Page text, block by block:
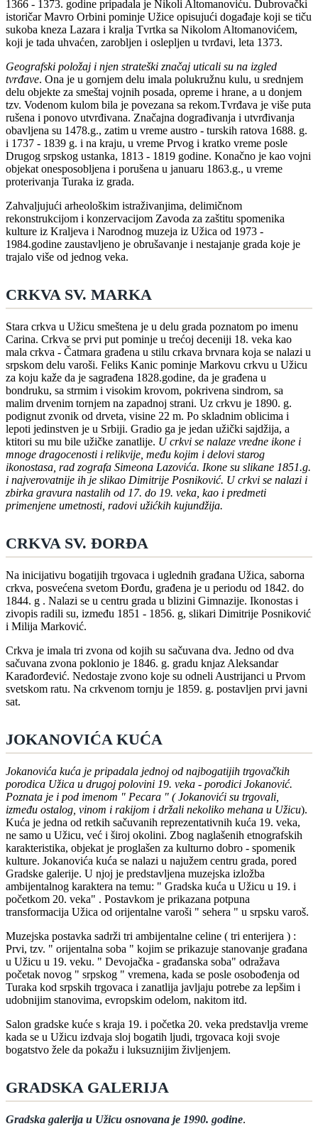
1366 - 1373. godine pripadala je Nikoli Altomanoviću. Dubrovački
istoričar Mavro Orbini pominje Užice opisujući događaje koji se tiču
sukoba kneza Lazara i kralja Tvrtka sa Nikolom Altomanovićem,
koji je tada uhvaćen, zarobljen i oslepljen u tvrđavi, leta 1373.
Geografski položaj i njen strateški značaj uticali su na izgled
tvrđave. Ona je u gornjem delu imala polukružnu kulu, u srednjem
delu objekte za smeštaj vojnih posada, opreme i hrane, a u donjem
tzv. Vodenom kulom bila je povezana sa rekom.Tvrđava je više puta
rušena i ponovo utvrđivana. Značajna dograđivanja i utvrđivanja
obavljena su 1478.g., zatim u vreme austro - turskih ratova 1688. g.
i 1737 - 1839 g. i na kraju, u vreme Prvog i kratko vreme posle
Drugog srpskog ustanka, 1813 - 1819 godine. Konačno je kao vojni
objekat onesposobljena i porušena u januaru 1863.g., u vreme
proterivanja Turaka iz grada.
Zahvaljujući arheološkim istraživanjima, delimičnom
rekonstrukcijom i konzervacijom Zavoda za zaštitu spomenika
kulture iz Kraljeva i Narodnog muzeja iz Užica od 1973 -
1984.godine zaustavljeno je obrušavanje i nestajanje grada koje je
trajalo više od jednog veka.
CRKVA SV. MARKA
Stara crkva u Užicu smeštena je u delu grada poznatom po imenu
Carina. Crkva se prvi put pominje u trećoj deceniji 18. veka kao
mala crkva - Čatmara građena u stilu crkava brvnara koja se nalazi u
srpskom delu varoši. Feliks Kanic pominje Markovu crkvu u Užicu
za koju kaže da je sagrađena 1828.godine, da je građena u
bondruku, sa strmim i visokim krovom, pokrivena sindrom, sa
malim drvenim tornjem na zapadnoj strani. Uz crkvu je 1890. g.
podignut zvonik od drveta, visine 22 m. Po skladnim oblicima i
lepoti jedinstven je u Srbiji. Gradio ga je jedan užički sajdžija, a
ktitori su mu bile užičke zanatlije. U crkvi se nalaze vredne ikone i
mnoge dragocenosti i relikvije, među kojim i delovi starog
ikonostasa, rad zografa Simeona Lazovića. Ikone su slikane 1851.g.
i najverovatnije ih je slikao Dimitrije Posniković. U crkvi se nalazi i
zbirka gravura nastalih od 17. do 19. veka, kao i predmeti
primenjene umetnosti, radovi užićkih kujundžija.
CRKVA SV. ĐORĐA
Na inicijativu bogatijih trgovaca i uglednih građana Užica, saborna
crkva, posvećena svetom Đorđu, građena je u periodu od 1842. do
1844. g . Nalazi se u centru grada u blizini Gimnazije. Ikonostas i
zivopis radili su, između 1851 - 1856. g, slikari Dimitrije Posniković
i Milija Marković.
Crkva je imala tri zvona od kojih su sačuvana dva. Jedno od dva
sačuvana zvona poklonio je 1846. g. gradu knjaz Aleksandar
Karađorđević. Nedostaje zvono koje su odneli Austrijanci u Prvom
svetskom ratu. Na crkvenom tornju je 1859. g. postavljen prvi javni
sat.
JOKANOVIĆA KUĆA
Jokanovića kuća je pripadala jednoj od najbogatijih trgovačkih
porodica Užica u drugoj polovini 19. veka - porodici Jokanović.
Poznata je i pod imenom " Pecara " ( Jokanovići su trgovali,
između ostalog, vinom i rakijom i držali nekoliko mehana u Užicu).
Kuća je jedna od retkih sačuvanih reprezentativnih kuća 19. veka,
ne samo u Užicu, već i široj okolini. Zbog naglašenih etnografskih
karakteristika, objekat je proglašen za kulturno dobro - spomenik
kulture. Jokanovića kuća se nalazi u najužem centru grada, pored
Gradske galerije. U njoj je predstavljena muzejska izložba
ambijentalnog karaktera na temu: " Gradska kuća u Užicu u 19. i
početkom 20. veka" . Postavkom je prikazana potpuna
transformacija Užica od orijentalne varoši " sehera " u srpsku varoš.
Muzejska postavka sadrži tri ambijentalne celine ( tri enterijera ) :
Prvi, tzv. " orijentalna soba " kojim se prikazuje stanovanje građana
u Užicu u 19. veku. " Devojačka - građanska soba" odražava
početak novog " srpskog " vremena, kada se posle osobođenja od
Turaka kod srpskih trgovaca i zanatlija javljaju potrebe za lepšim i
udobnijim stanovima, evropskim odelom, nakitom itd.
Salon gradske kuće s kraja 19. i početka 20. veka predstavlja vreme
kada se u Užicu izdvaja sloj bogatih ljudi, trgovaca koji svoje
bogatstvo žele da pokažu i luksuznijim življenjem.
GRADSKA GALERIJA
Gradska galerija u Užicu osnovana je 1990. godine.